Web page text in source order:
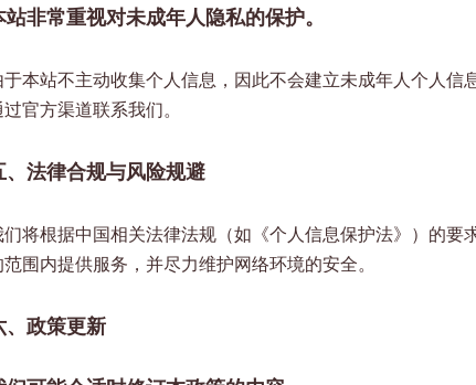
站非常重视对未成年人隐私的保护。
于本站不主动收集个人信息，因此不会建立未成年人个人
官方渠道联系我们。
、法律合规与风险规避
们将根据中国相关法律法规（如《个人信息保护法》）的
范围内提供服务，并尽力维护网络环境的安全。
、政策更新